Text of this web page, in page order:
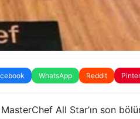
WhatsApp Reddit
All Star’ın son